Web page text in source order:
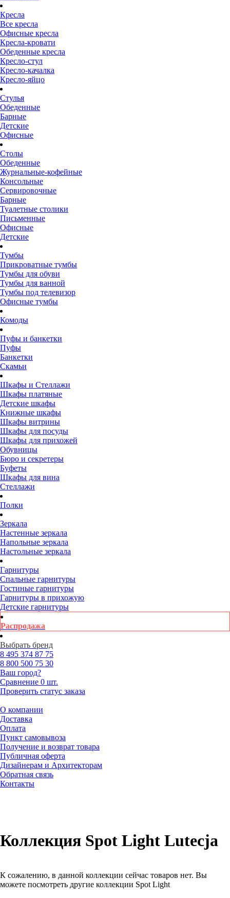
Кресла
Все кресла
Офисные кресла
Кресла-кровати
Обеденные кресла
Кресло-стул
Кресло-качалка
Кресло-яйцо
Стулья
Обеденные
Барные
Детские
Офисные
Столы
Обеденные
Журнальные-кофейные
Консольные
Сервировочные
Барные
Туалетные столики
Письменные
Офисные
Детские
Тумбы
Прикроватные тумбы
Тумбы для обуви
Тумбы для ванной
Тумбы под телевизор
Офисные тумбы
Комоды
Пуфы и банкетки
Пуфы
Банкетки
Скамьи
Шкафы и Стеллажи
Шкафы платяные
Детские шкафы
Книжные шкафы
Шкафы витрины
Шкафы для посуды
Шкафы для прихожей
Обувницы
Бюро и секретеры
Буфеты
Шкафы для вина
Стеллажи
Полки
Зеркала
Настенные зеркала
Напольные зеркала
Настольные зеркала
Гарнитуры
Спальные гарнитуры
Гостиные гарнитуры
Гарнитуры в прихожую
Детские гарнитуры
Распродажа
Выбрать бренд
8 495 374 87 75
8 800 500 75 30
Ваш город?
Сравнение 0 шт.
Проверить статус заказа
О компании
Доставка
Оплата
Пункт самовывоза
Получение и возврат товара
Публичная оферта
Дизайнерам и Архитекторам
Обратная связь
Контакты
Коллекция Spot Light Lutecja
К сожалению, в данной коллекции сейчас товаров нет. Вы
можете посмотреть другие коллекции Spot Light